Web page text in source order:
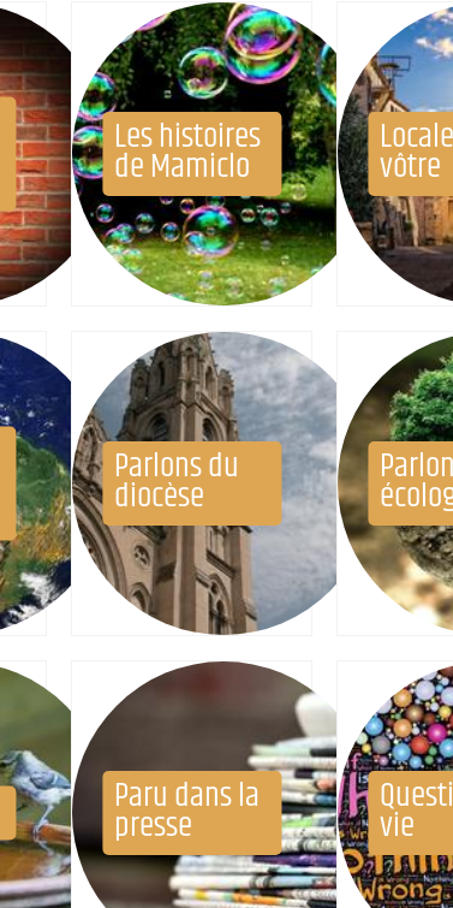
Les histoires
de Mamiclo vôtre
Parlons du
diocèse
Paru dans la
presse vie